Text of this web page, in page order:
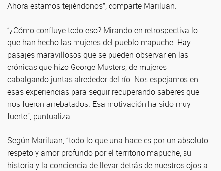
Ahora estamos tejiéndonos”, comparte Mariluan.
“¿Cómo confluye todo eso? Mirando en retrospectiva lo
que han hecho las mujeres del pueblo mapuche. Hay
pasajes maravillosos que se pueden observar en las
crónicas que hizo George Musters, de mujeres
cabalgando juntas alrededor del río. Nos espejamos en
esas experiencias para seguir recuperando saberes que
nos fueron arrebatados. Esa motivación ha sido muy
fuerte”, puntualiza.
Según Mariluan, “todo lo que una hace es por un absoluto
respeto y amor profundo por el territorio mapuche, su
historia y la conciencia de llevar detrás de nuestros ojos a